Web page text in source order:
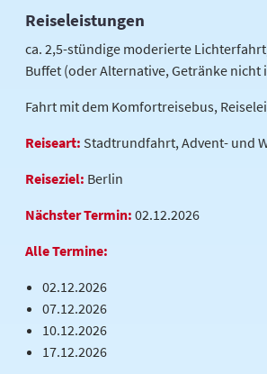
Reiseleistungen
ca. 2,5-stündige moderierte
Buffet (oder Alternative, Getränke nicht
Fahrt mit dem Komfortreisebus,
Reiseart: Stadtrundfahrt, Advent- und
Reiseziel: Berlin
Nächster Termin: 02.12.2026
Alle Termine:
02.12.2026
07.12.2026
10.12.2026
17.12.2026